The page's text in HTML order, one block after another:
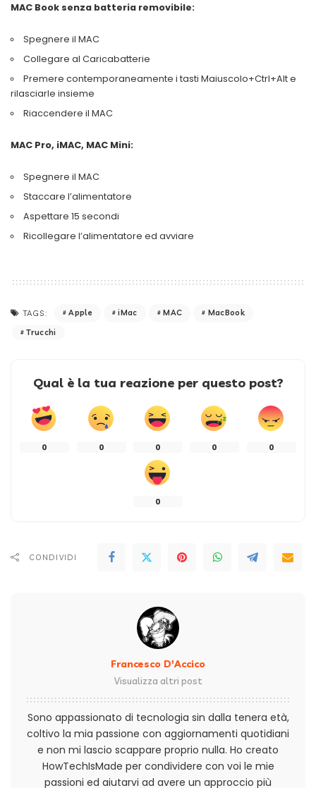
MAC Book senza batteria removibile:
Spegnere il MAC
Collegare al Caricabatterie
Premere contemporaneamente i tasti Maiuscolo+Ctrl+Alt e
rilasciarle insieme
Riaccendere il MAC
MAC Pro, iMAC, MAC Mini:
Spegnere il MAC
Staccare l’alimentatore
Aspettare 15 secondi
Ricollegare l’alimentatore ed avviare
TAGS: Apple iMac MAC
MacBook
Trucchi
Qual è la tua reazione per questo post?
0 0 0 0 0
0
CONDIVIDI
Francesco D'Accico
Visualizza altri post
Sono appassionato di tecnologia sin dalla tenera età,
coltivo la mia passione con aggiornamenti quotidiani
e non mi lascio scappare proprio nulla. Ho creato
HowTechIsMade per condividere con voi le mie
passioni ed aiutarvi ad avere un approccio più